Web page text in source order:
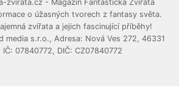
zvirata.cz - Magazín Fantastická Zvířata
o úžasných tvorech z fantasy světa.
zvířata a jejich fascinující příběhy!
media s.r.o., Adresa: Nová Ves 272, 46331
IČ: 07840772, DIČ: CZ07840772